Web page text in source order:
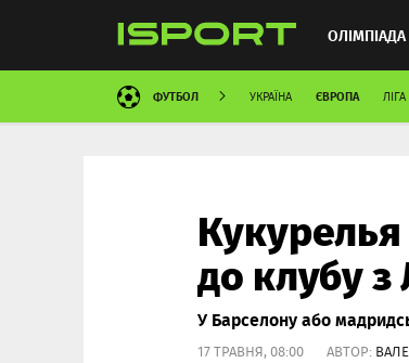
ОЛІМПІАДА
ММА
ФУТБОЛ УКРАЇНА ЄВРОПА
до клубу з
У Барселону або
17 ТРАВНЯ, 08:00 АВТОР: